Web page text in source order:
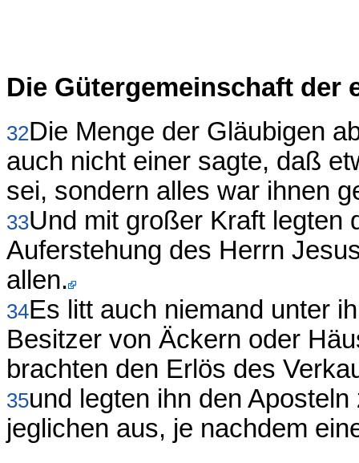
Die Gütergemeinschaft der
32Die Menge der Gläubigen
auch nicht einer sagte, daß
sei, sondern alles war ihnen
33Und mit großer Kraft legten
Auferstehung des Herrn
allen.
34Es litt auch niemand unter
Besitzer von Äckern oder
brachten den Erlös des
35und legten ihn den
jeglichen aus, je nachdem